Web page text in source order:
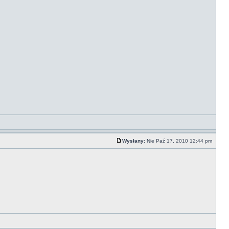
Wysłany: Nie Paź 17, 2010 12:44 pm